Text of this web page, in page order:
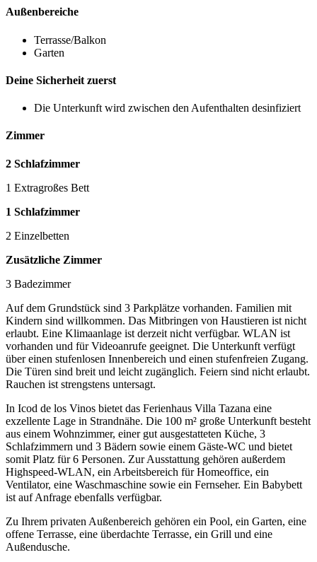
Außenbereiche
Terrasse/Balkon
Garten
Deine Sicherheit zuerst
Die Unterkunft wird zwischen den Aufenthalten desinfiziert
Zimmer
2 Schlafzimmer
1 Extragroßes Bett
1 Schlafzimmer
2 Einzelbetten
Zusätzliche Zimmer
3 Badezimmer
Auf dem Grundstück sind 3 Parkplätze vorhanden. Familien mit
Kindern sind willkommen. Das Mitbringen von Haustieren ist nicht
erlaubt. Eine Klimaanlage ist derzeit nicht verfügbar. WLAN ist
vorhanden und für Videoanrufe geeignet. Die Unterkunft verfügt
über einen stufenlosen Innenbereich und einen stufenfreien Zugang.
Die Türen sind breit und leicht zugänglich. Feiern sind nicht erlaubt.
Rauchen ist strengstens untersagt.
In Icod de los Vinos bietet das Ferienhaus Villa Tazana eine
exzellente Lage in Strandnähe. Die 100 m² große Unterkunft besteht
aus einem Wohnzimmer, einer gut ausgestatteten Küche, 3
Schlafzimmern und 3 Bädern sowie einem Gäste-WC und bietet
somit Platz für 6 Personen. Zur Ausstattung gehören außerdem
Highspeed-WLAN, ein Arbeitsbereich für Homeoffice, ein
Ventilator, eine Waschmaschine sowie ein Fernseher. Ein Babybett
ist auf Anfrage ebenfalls verfügbar.
Zu Ihrem privaten Außenbereich gehören ein Pool, ein Garten, eine
offene Terrasse, eine überdachte Terrasse, ein Grill und eine
Außendusche.